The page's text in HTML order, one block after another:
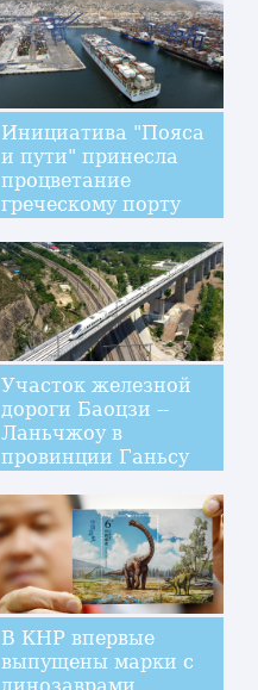
Инициатива "Пояса
и пути" принесла
процветание
греческому порту
Участок железной
дороги Баоцзи --
Ланьчжоу в
провинции Ганьсу
режиме
В КНР впервые
выпущены марки с